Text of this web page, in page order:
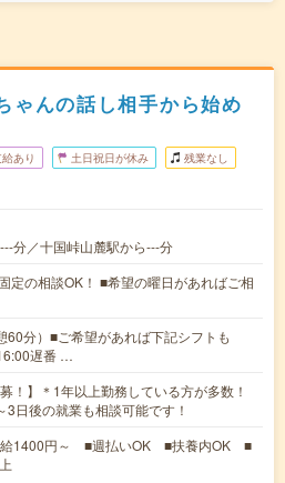
んの話し相手から始め
あり 土日祝日が休み 残業なし
分／十国峠山麓駅から---分
定の相談OK！ ■希望の曜日があればご相
60分）■ご希望があれば下記シフトも
遅番 …
！】＊1年以上勤務している方が多数！
3日後の就業も相談可能です！
給1400円～ ■週払いOK ■扶養内OK ■